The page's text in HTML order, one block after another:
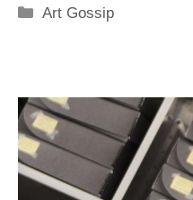
Categorie
Art Gossip